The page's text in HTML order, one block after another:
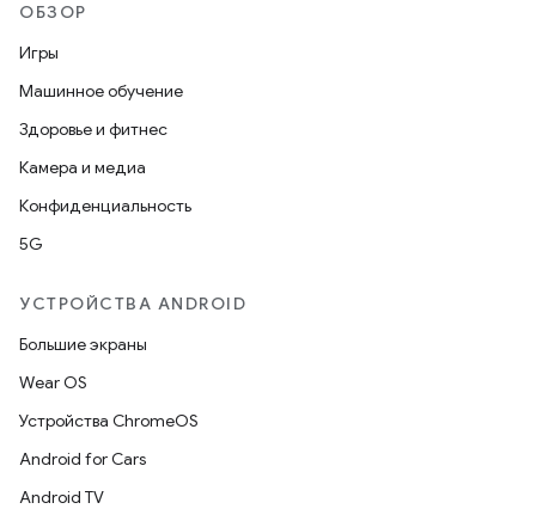
ОБЗОР
Игры
Машинное обучение
Здоровье и фитнес
Камера и медиа
Конфиденциальность
5G
УСТРОЙСТВА ANDROID
Большие экраны
Wear OS
Устройства ChromeOS
Android for Cars
Android TV